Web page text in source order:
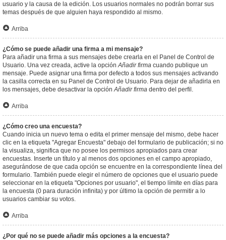
usuario y la causa de la edición. Los usuarios normales no podrán borrar sus
temas después de que alguien haya respondido al mismo.
Arriba
¿Cómo se puede añadir una firma a mi mensaje?
Para añadir una firma a sus mensajes debe crearla en el Panel de Control de
Usuario. Una vez creada, active la opciónAñadir firma cuando publique un
mensaje. Puede asignar una firma por defecto a todos sus mensajes activando
la casilla correcta en su Panel de Control de Usuario. Para dejar de añadirla en
los mensajes, debe desactivar la opciónAñadir firma dentro del perfil.
Arriba
¿Cómo creo una encuesta?
Cuando inicia un nuevo tema o edita el primer mensaje del mismo, debe hacer
clic en la etiqueta "Agregar Encuesta" debajo del formulario de publicación; si no
la visualiza, significa que no posee los permisos apropiados para crear
encuestas. Inserte un título y al menos dos opciones en el campo apropiado,
asegurándose de que cada opción se encuentre en la correspondiente línea del
formulario. También puede elegir el número de opciones que el usuario puede
seleccionar en la etiqueta "Opciones por usuario", el tiempo límite en días para
la encuesta (0 para duración infinita) y por último la opción de permitir a lo
usuarios cambiar su votos.
Arriba
¿Por qué no se puede añadir más opciones a la encuesta?